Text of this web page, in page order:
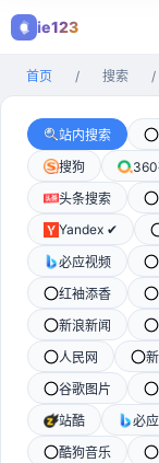
ie123
全部分类
首页 / 搜索 /
站内搜索
搜狗
头条搜索
Yandex ✔
必应视频
红袖添香
新浪新闻
人民网
谷歌图片
站酷
必
酷狗音乐